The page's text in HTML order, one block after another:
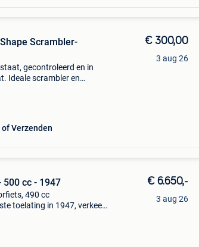
Scrambler-
gecontroleerd en in
Ideale scrambler en
Verzenden
€ 300,00
3 aug 26
500 cc - 1947
490 cc
toelating in 1947, verkeert
€ 6.650,-
3 aug 26